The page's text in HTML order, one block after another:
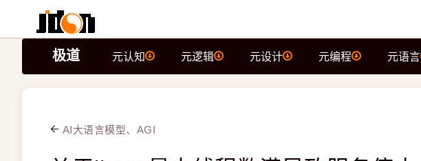
极道 元认知 元逻辑 元设计 元编程 元语言
AI大语言模型、AGI